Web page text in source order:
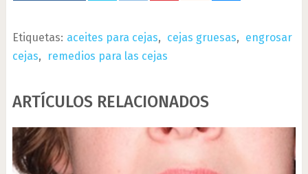
Etiquetas: aceites para cejas, cejas gruesas, engrosar
cejas, remedios para las cejas
ARTÍCULOS RELACIONADOS